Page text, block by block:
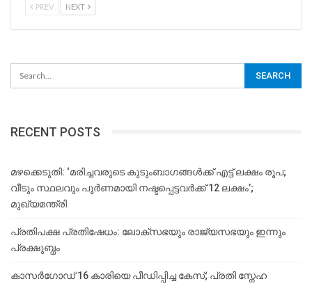
PREV NEXT
RECENT POSTS
മഴക്കെടുതി: ‘മരിച്ചവരുടെ കുടുംബാഗങ്ങൾക്ക് എട്ട് ലക്ഷം രൂപ;
വീടും സ്ഥലവും പൂർണമായി നഷ്ടപ്പെട്ടവർക്ക് 12 ലക്ഷം’;
മുഖ്യമന്ത്രി
പ്രതിപക്ഷ പ്രതിഷേധം: ലോക്സഭയും രാജ്യസഭയും ഇന്നും
പ്രക്ഷുബ്ധം
കാസർഗോഡ് 16 കാരിയെ പീഡിപ്പിച്ച കേസ്; പ്രതി സ്നേഹ